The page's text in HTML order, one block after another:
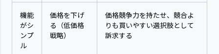
機能
がシ
ンプ
ル
価格を下げ
る（低価格
戦略）
価格競争力を持たせ、競合よ
りも買いやすい選択肢として
訴求する